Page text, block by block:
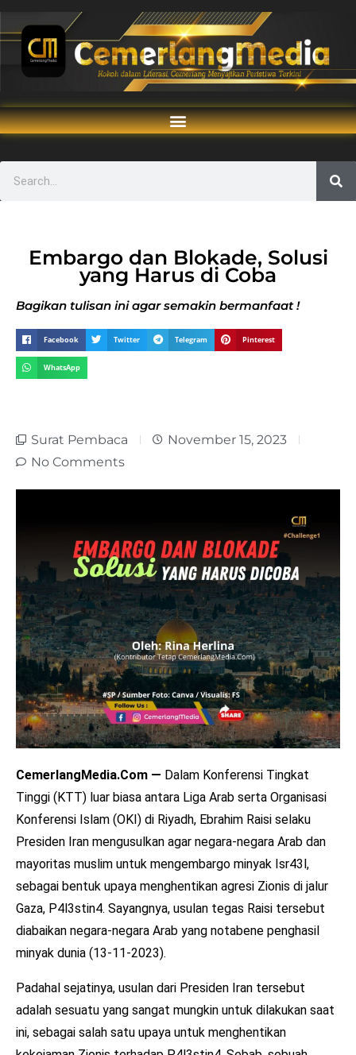
Embargo dan Blokade, Solusi
yang Harus di Coba
Bagikan tulisan ini agar semakin bermanfaat !
Facebook Twitter Telegram Pinterest
WhatsApp
Surat Pembaca
November 15, 2023
No Comments
CemerlangMedia.Com — Dalam Konferensi Tingkat
Tinggi (KTT) luar biasa antara Liga Arab serta Organisasi
Konferensi Islam (OKI) di Riyadh, Ebrahim Raisi selaku
Presiden Iran mengusulkan agar negara-negara Arab dan
mayoritas muslim untuk mengembargo minyak Isr43l,
sebagai bentuk upaya menghentikan agresi Zionis di jalur
Gaza, P4l3stin4. Sayangnya, usulan tegas Raisi tersebut
diabaikan negara-negara Arab yang notabene penghasil
minyak dunia (13-11-2023).
Padahal sejatinya, usulan dari Presiden Iran tersebut
adalah sesuatu yang sangat mungkin untuk dilakukan saat
ini, sebagai salah satu upaya untuk menghentikan